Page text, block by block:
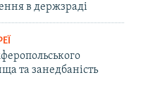
в держзраді
та занедбаність